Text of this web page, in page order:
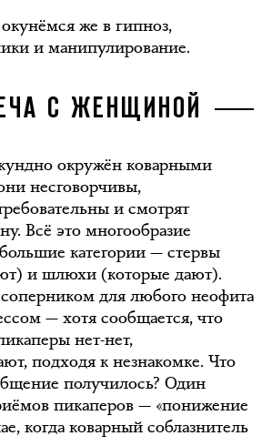
окунёмся же в гипноз,
и манипулирование.
С ЖЕНЩИНОЙ
окружён коварными
несговорчивы,
и смотрят
Всё это многообразие
категории — стервы
и шлюхи (которые дают).
для любого неофита
— хотя сообщается, что
нет-нет,
подходя к незнакомке. Что
получилось? Один
пикаперов — «понижение
когда коварный соблазнитель